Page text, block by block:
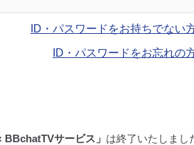
ID・パスワードをお持ちでない
ID・パスワードをお忘れの
サービス」 は終了いたしまし